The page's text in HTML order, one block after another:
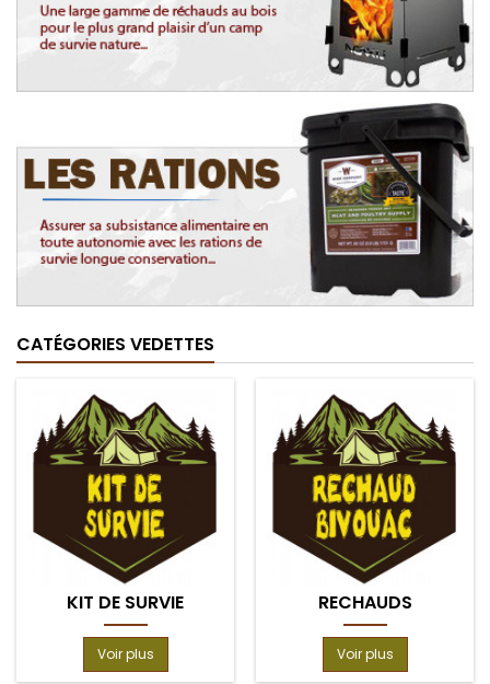
CATÉGORIES VEDETTES
KIT DE SURVIE
Voir plus
RECHAUDS
Voir plus